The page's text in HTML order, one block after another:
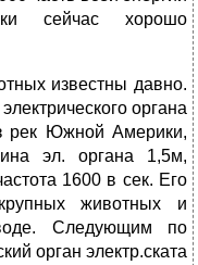
сейчас хорошо
известны давно.
органа
рек Южной Америки,
эл. органа 1,5м,
1600 в сек. Его
животных и
Следующим по
орган электр.ската